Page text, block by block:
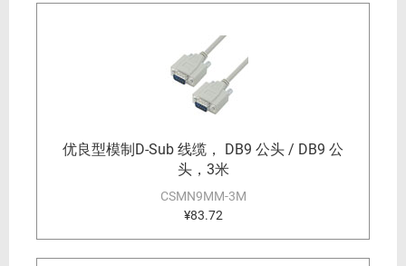
优良型模制D-Sub 线缆， DB9 公头 / DB9 公
头，3米
CSMN9MM-3M
¥83.72